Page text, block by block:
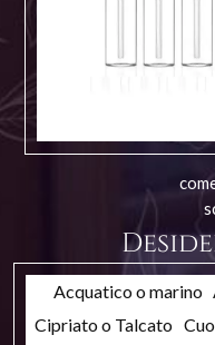
Acquatico o marino
Cipriato o Talcato